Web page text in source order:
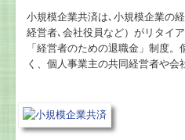
小規模企業共済は､小規模企業の
経営者､会社役員など）がリタイ
「経営者のための退職金」制度
く、個人事業主の共同経営者や会